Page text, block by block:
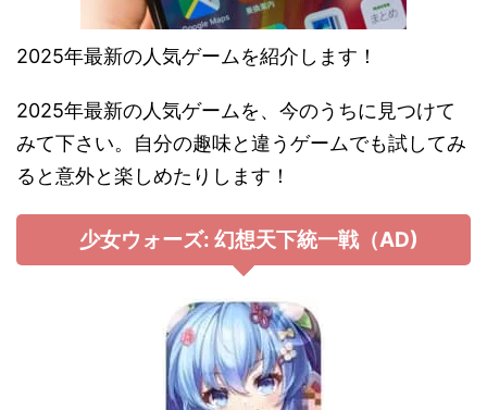
2025年最新の人気ゲームを紹介します！
2025年最新の人気ゲームを、今のうちに見つけて
みて下さい。自分の趣味と違うゲームでも試してみ
ると意外と楽しめたりします！
少女ウォーズ: 幻想天下統一戦（AD)